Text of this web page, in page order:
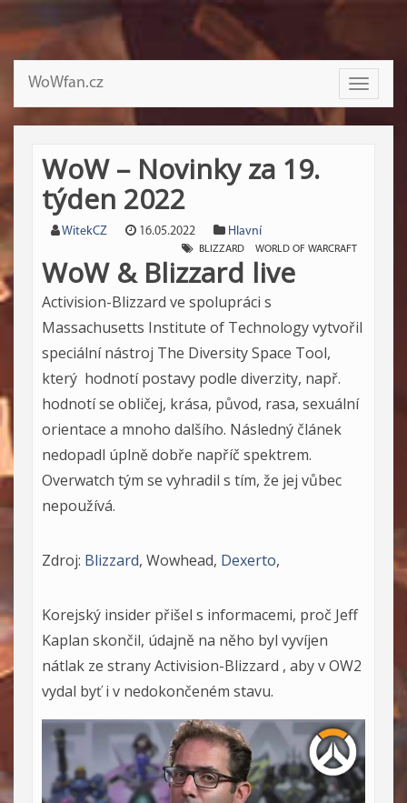
Toggle
WoWfan.cz
WoW – Novinky za 19.
týden 2022
WitekCZ 16.05.2022 Hlavní
BLIZZARD WORLD OF WARCRAFT
WoW & Blizzard live
Activision-Blizzard ve spolupráci s
Massachusetts Institute of Technologyvytvořil
speciální nástroj The Diversity Space Tool,
který hodnotí postavy podle diverzity, např.
hodnotí se obličej, krása, původ, rasa, sexuální
orientace a mnoho dalšího. Následný článek
nedopadl úplně dobře napříč spektrem.
Overwatch tým se vyhradil s tím, že jej vůbec
nepoužívá.
Zdroj: Blizzard, Wowhead, Dexerto,
Korejský insider přišel s informacemi, proč Jeff
Kaplan skončil, údajně na něho byl vyvíjen
nátlak ze strany Activision-Blizzard , aby v OW2
vydal byť i v nedokončeném stavu.